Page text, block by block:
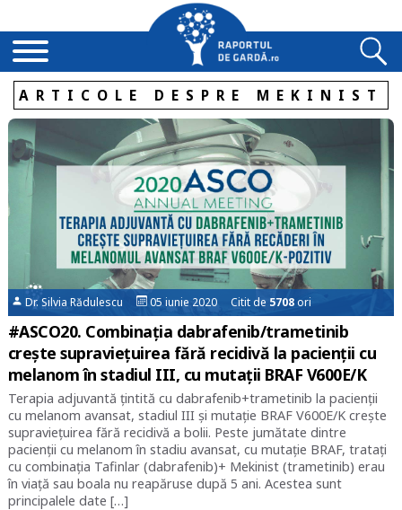
ARTICOLE DESPRE MEKINIST
Dr. Silvia Rădulescu 05 iunie 2020 Citit de 5708ori
#ASCO20. Combinația dabrafenib/trametinib
crește supraviețuirea fără recidivă la pacienții cu
melanom în stadiul III, cu mutații BRAF V600E/K
Terapia adjuvantă țintită cu dabrafenib+trametinib la pacienții
cu melanom avansat, stadiul III și mutație BRAF V600E/K crește
supraviețuirea fără recidivă a bolii. Peste jumătate dintre
pacienții cu melanom în stadiu avansat, cu mutație BRAF, tratați
cu combinația Tafinlar (dabrafenib)+ Mekinist (trametinib) erau
în viață sau boala nu reapăruse după 5 ani. Acestea sunt
principalele date […]